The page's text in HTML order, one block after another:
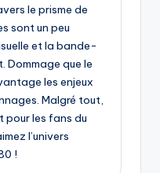
le prisme de
sont un peu
et la bande-
Dommage que le
les enjeux
Malgré tout,
pour les fans du
l’univers
!